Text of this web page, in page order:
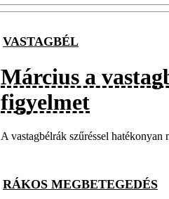
VASTAGBÉL
Március a
figyelmet
A vastagbélrák szűréssel hatékonyan
RÁKOS MEGBETEGEDÉS